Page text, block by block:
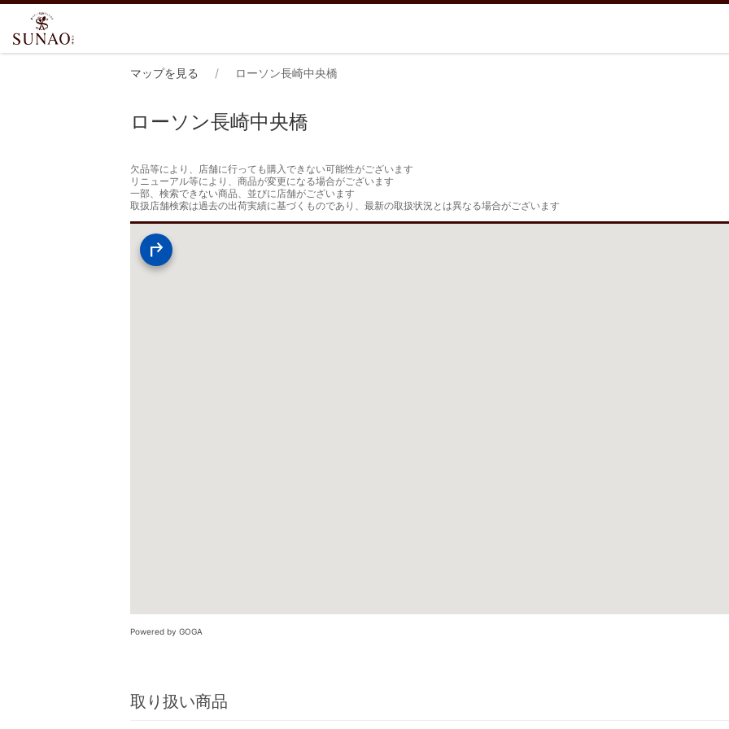
マップを見る ローソン長崎中央橋
ローソン長崎中央橋
欠品等により、店舗に行っても購入できない可能性がございます
リニューアル等により、商品が変更になる場合がございます
一部、検索できない商品、並びに店舗がございます
取扱店舗検索は過去の出荷実績に基づくものであり、最新の取扱状況とは異なる場合がございます
Powered by GOGA
取り扱い商品